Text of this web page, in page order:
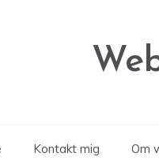
Kontakt mig Om